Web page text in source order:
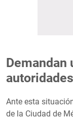
Demandan
autoridades
Ante esta
de la Ciudad de